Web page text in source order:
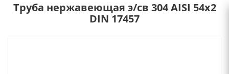
Труба нержавеющая э/св 304 AISI 54х2
DIN 17457